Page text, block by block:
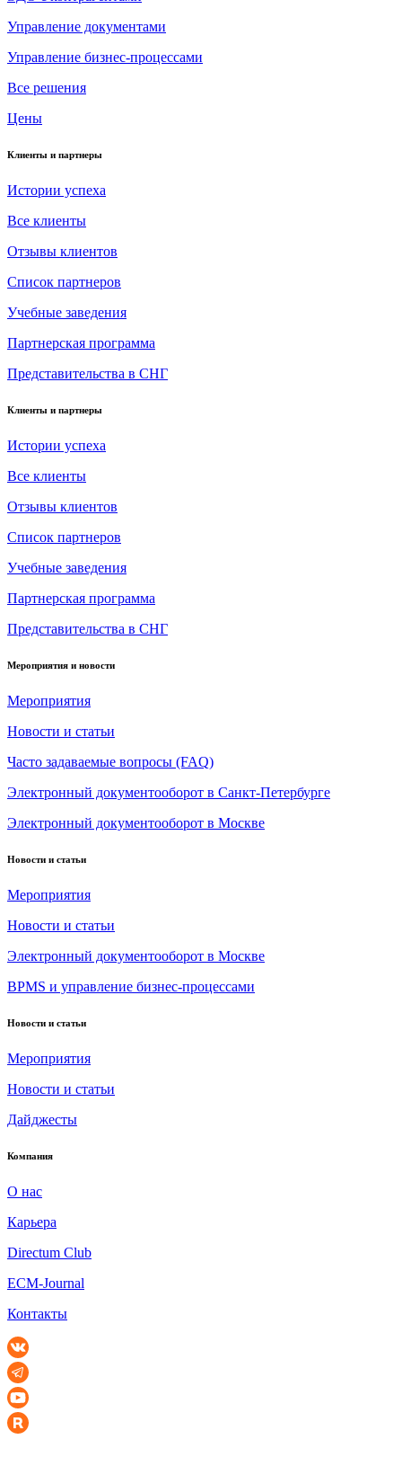
Управление документами
Управление бизнес-процессами
Все решения
Цены
Клиенты и партнеры
Истории успеха
Все клиенты
Отзывы клиентов
Список партнеров
Учебные заведения
Партнерская программа
Представительства в СНГ
Клиенты и партнеры
Истории успеха
Все клиенты
Отзывы клиентов
Список партнеров
Учебные заведения
Партнерская программа
Представительства в СНГ
Мероприятия и новости
Мероприятия
Новости и статьи
Часто задаваемые вопросы (FAQ)
Электронный документооборот в Санкт-Петербурге
Электронный документооборот в Москве
Новости и статьи
Мероприятия
Новости и статьи
Электронный документооборот в Москве
BPMS и управление бизнес-процессами
Новости и статьи
Мероприятия
Новости и статьи
Дайджесты
Компания
О нас
Карьера
Directum Club
ECM-Journal
Контакты